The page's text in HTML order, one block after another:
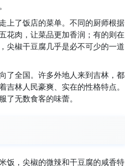
上了饭店的菜单。不同的厨师根据
花肉，让菜品更加香润；有的则在
尖椒干豆腐几乎是必不可少的一道
了全国。许多外地人来到吉林，都
林人民豪爽、实在的性格特点。
无数食客的味蕾。
饭，尖椒的微辣和干豆腐的咸香特